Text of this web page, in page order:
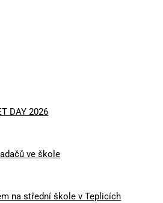
DAY 2026
ve škole
na střední škole v Teplicích